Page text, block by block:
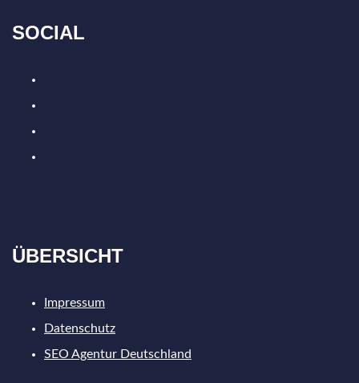
SOCIAL
ÜBERSICHT
Impressum
Datenschutz
SEO Agentur Deutschland